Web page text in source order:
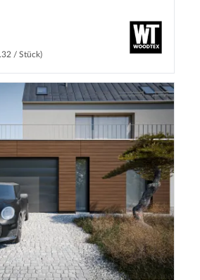
/ Stück)